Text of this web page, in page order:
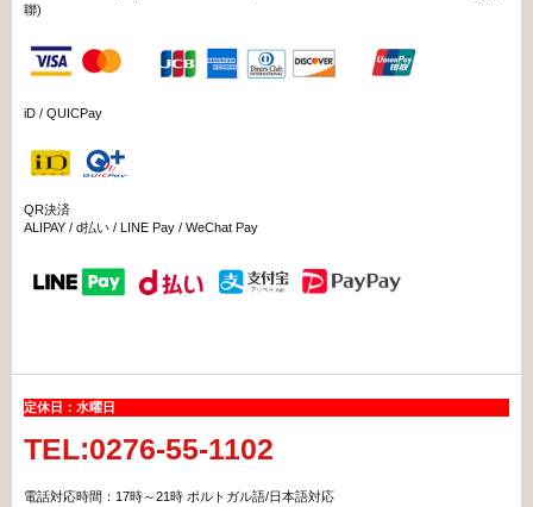
聯)
iD / QUICPay
QR決済
ALIPAY / d払い / LINE Pay / WeChat Pay
定休日：水曜日
TEL:0276-55-1102
電話対応時間：17時～21時 ポルトガル語/日本語対応